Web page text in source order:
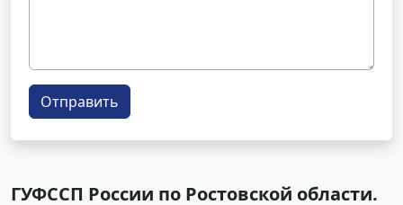
Отправить
ГУФССП России по Ростовской области.